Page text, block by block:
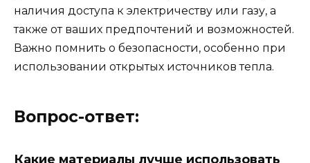
наличия доступа к электричеству или газу, а
также от ваших предпочтений и возможностей.
Важно помнить о безопасности, особенно при
использовании открытых источников тепла.
Вопрос-ответ:
Какие материалы лучше использовать